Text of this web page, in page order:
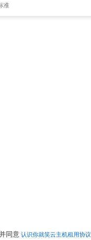
准
同意认识你就笑云主机租用协议